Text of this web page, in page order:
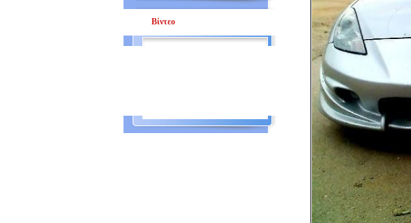
Βίντεο